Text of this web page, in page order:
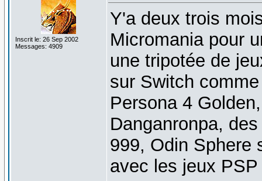
Inscrit le: 26 Sep 2002
Messages: 4909
Y'a deux trois
Micromania pour
une tripotée de
sur Switch
Persona 4
Danganronpa,
999, Odin Sphere
avec les jeux